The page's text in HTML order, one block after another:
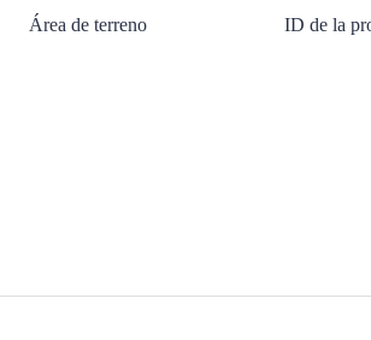
Área de terreno
ID de la